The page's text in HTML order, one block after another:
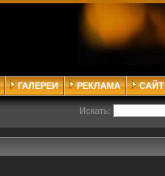
ГАЛЕРЕИ РЕКЛАМА САЙТ
Искать: